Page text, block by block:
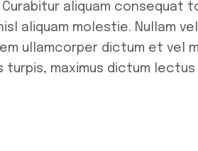
aliquam consequat
aliquam molestie. Nullam
ullamcorper dictum et vel
maximus dictum lectus